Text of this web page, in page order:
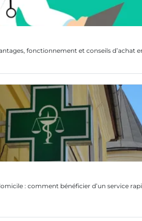
fonctionnement et conseils d’achat
: comment bénéficier d’un service